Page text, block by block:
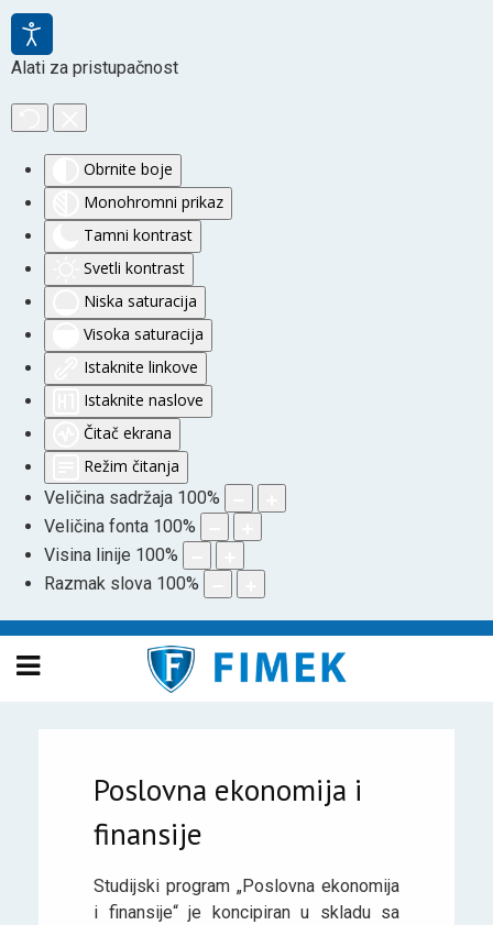
Alati za pristupačnost
Obrnite boje
Monohromni prikaz
Tamni kontrast
Svetli kontrast
Niska saturacija
Visoka saturacija
Istaknite linkove
Istaknite naslove
Čitač ekrana
Režim čitanja
Veličina sadržaja 100%
Veličina fonta 100%
Visina linije 100%
Razmak slova 100%
Poslovna ekonomija i
finansije
Studijski program „Poslovna ekonomija
i finansije“ je koncipiran u skladu sa